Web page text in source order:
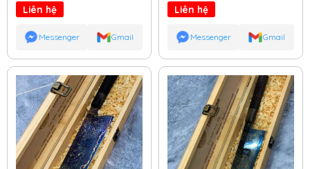
Liên hệ
Messenger Gmail
Liên hệ
Messenger Gmail